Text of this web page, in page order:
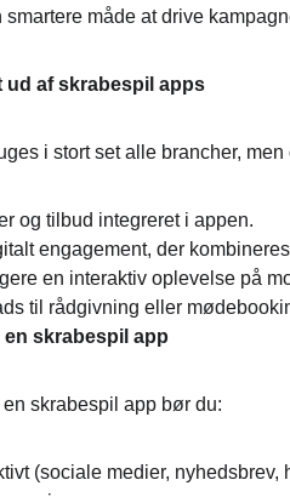
måde at drive
ud af skrabespil apps
i stort set alle brancher,
og tilbud integreret i appen.
engagement, der
en interaktiv oplevelse på
til rådgivning eller
skrabespil app
skrabespil app bør du:
(sociale medier, nyhedsbrev,